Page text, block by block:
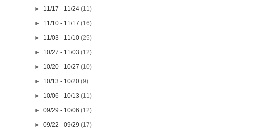
► 11/17 - 11/24(11)
► 11/10 - 11/17(16)
► 11/03 - 11/10(25)
► 10/27 - 11/03(12)
► 10/20 - 10/27(10)
► 10/13 - 10/20(9)
► 10/06 - 10/13(11)
►09/29 - 10/06(12)
►09/22 - 09/29(17)